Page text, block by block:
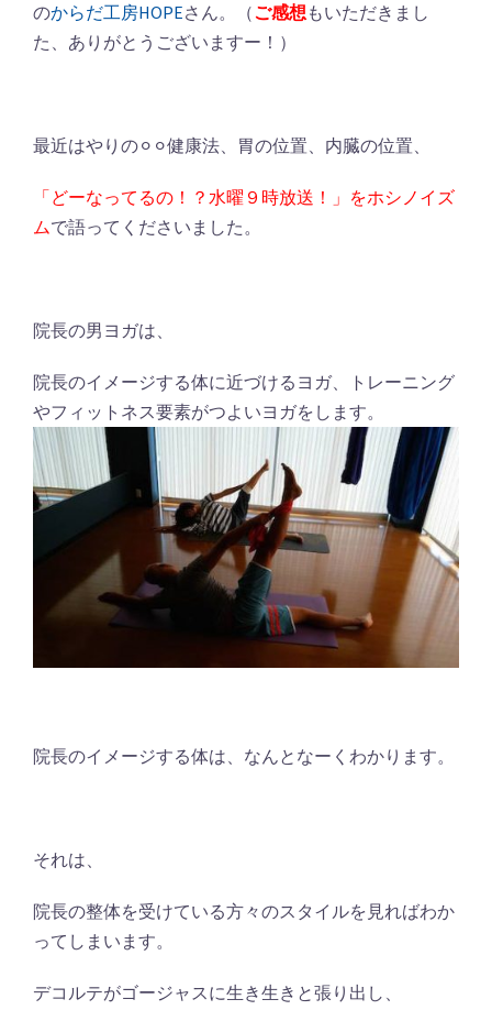
のからだ工房HOPEさん。（ご感想もいただきまし
た、ありがとうございますー！）
最近はやりの⚪︎⚪︎健康法、胃の位置、内臓の位置、
「どーなってるの！？水曜９時放送！」をホシノイズ
ムで語ってくださいました。
院長の男ヨガは、
院長のイメージする体に近づけるヨガ、トレーニング
やフィットネス要素がつよいヨガをします。
院長のイメージする体は、なんとなーくわかります。
それは、
院長の整体を受けている方々のスタイルを見ればわか
ってしまいます。
デコルテがゴージャスに生き生きと張り出し、